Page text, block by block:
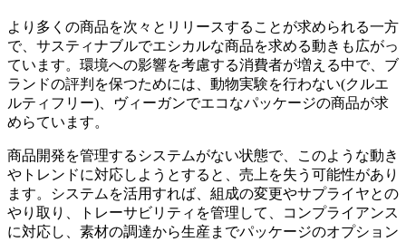
より多くの商品を次々とリリースすることが求められる一方
で、サスティナブルでエシカルな商品を求める動きも広がっ
ています。環境への影響を考慮する消費者が増える中で、ブ
ランドの評判を保つためには、動物実験を行わない(クルエ
ルティフリー)、ヴィーガンでエコなパッケージの商品が求
めらています。
商品開発を管理するシステムがない状態で、このような動き
やトレンドに対応しようとすると、売上を失う可能性があり
ます。システムを活用すれば、組成の変更やサプライヤとの
やり取り、トレーサビリティを管理して、コンプライアンス
に対応し、素材の調達から生産までパッケージのオプション